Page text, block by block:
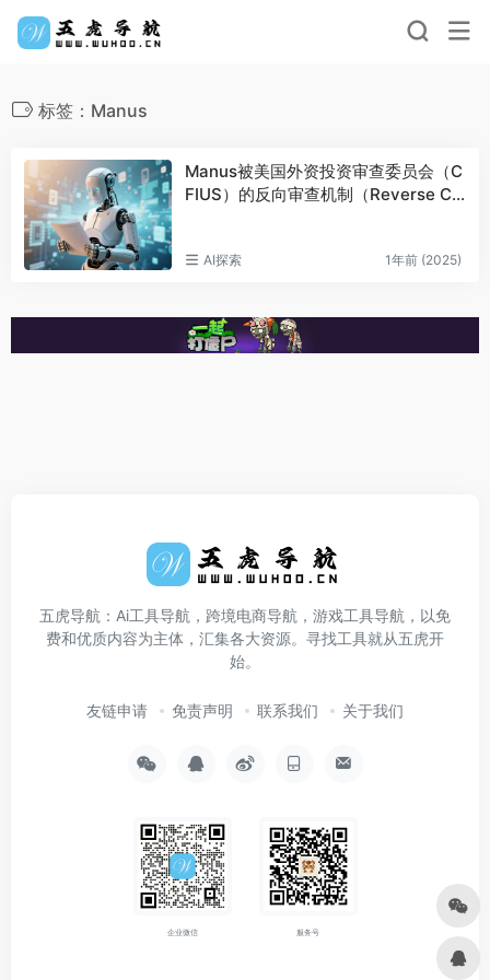
标签：Manus
Manus被美国外资投资审查委员会（C
FIUS）的反向审查机制（Reverse CFI
AI探索 1年前 (2025)
五虎导航：Ai工具导航，跨境电商导航，游戏工具导航，以免
费和优质内容为主体，汇集各大资源。寻找工具就从五虎开
始。
友链申请 免责声明 联系我们 关于我们
企业微信 服务号